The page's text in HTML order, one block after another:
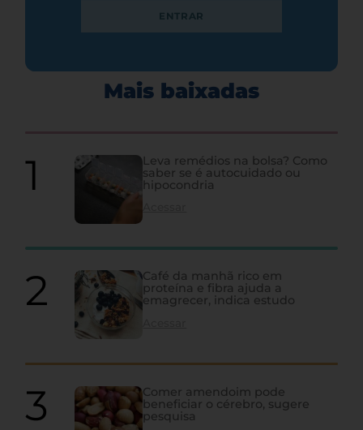
ENTRAR
Mais baixadas
Leva remédios na bolsa? Como
saber se é autocuidado ou
hipocondria
Café da manhã rico em
proteína e fibra ajuda a
emagrecer, indica estudo
Comer amendoim pode
beneficiar o cérebro, sugere
pesquisa